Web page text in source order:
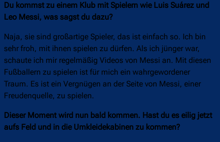
Du kommst zu einem Klub mit Spielern wie Luis Suárez und
Leo Messi, was sagst du dazu?
Naja, sie sind großartige Spieler, das ist einfach so. Ich bin
sehr froh, mit ihnen spielen zu dürfen. Als ich jünger war,
schaute ich mir regelmäßig Videos von Messi an. Mit diesen
Fußballern zu spielen ist für mich ein wahrgewordener
Traum. Es ist ein Vergnügen an der Seite von Messi, einer
Freudenquelle, zu spielen.
Dieser Moment wird nun bald kommen. Hast du es eilig jetzt
aufs Feld und in die Umkleidekabinen zu kommen?